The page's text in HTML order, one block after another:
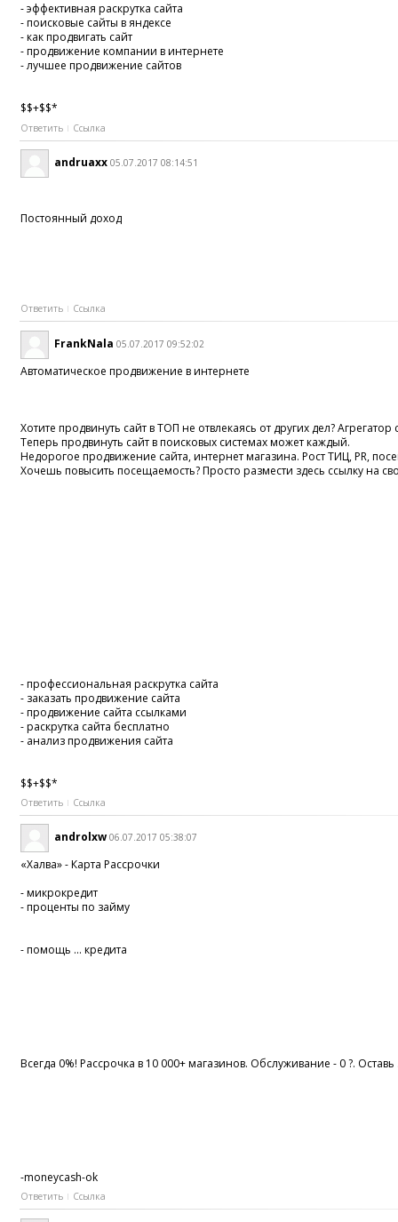
- эффективная раскрутка сайта
- поисковые сайты в яндексе
- как продвигать сайт
- продвижение компании в интернете
- лучшее продвижение сайтов
$$+$$*
Ответить Ссылка
andruaxx 05.07.2017 08:14:51
Постоянный доход
Ответить Ссылка
FrankNala 05.07.2017 09:52:02
Автоматическое продвижение в интернете
Хотите продвинуть сайт в ТОП не отвлекаясь от других дел?
Теперь продвинуть сайт в поисковых системах может каждый.
Недорогое продвижение сайта, интернет магазина. Рост ТИЦ, PR,
Хочешь повысить посещаемость? Просто размести здесь ссылку на
- профессиональная раскрутка сайта
- заказать продвижение сайта
- продвижение сайта ссылками
- раскрутка сайта бесплатно
- анализ продвижения сайта
$$+$$*
Ответить Ссылка
androlxw 06.07.2017 05:38:07
«Халва» - Карта Рассрочки
- микрокредит
- проценты по займу
- помощь ... кредита
Всегда 0%! Рассрочка в 10 000+ магазинов. Обслуживание - 0 ?. Оставь
-moneycash-ok
Ответить Ссылка